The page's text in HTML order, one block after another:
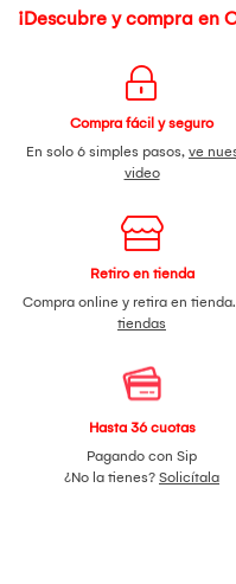
¡Descubre y compra en
Compra fácil y seguro
En solo 6 simples pasos, ve
video
Retiro en tienda
Compra online y retira en tienda.
tiendas
Hasta 36 cuotas
Pagando con Sip
¿No la tienes? Solicítala